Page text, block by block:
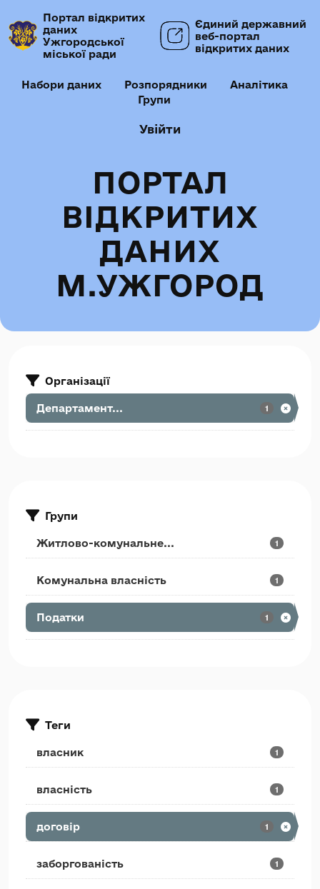
Портал відкритих
даних
Ужгородської
міської ради
Єдиний державний
веб-портал
відкритих даних
Набори даних Розпорядники
Аналітика
Групи
Увійти
ПОРТАЛ
ВІДКРИТИХ
ДАНИХ
М.УЖГОРОД
Організації
Департамент... 1
Групи
Житлово-комунальне... 1
Комунальна власність 1
Податки 1
Теги
власник 1
власність 1
договір 1
заборгованість 1